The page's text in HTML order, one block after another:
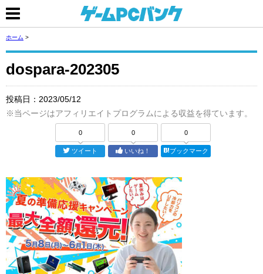
ホーム >
dospara-202305
投稿日： 2023/05/12
※当ページはアフィリエイトプログラムによる収益を得ています。
0
ツイート
0
いいね！
0
ブックマーク